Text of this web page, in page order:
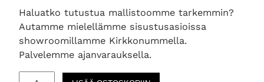
Haluatko tutustua mallistoomme tarkemmin?
Autamme mielellämme sisustusasioissa
showroomillamme Kirkkonummella.
Palvelemme ajanvarauksella.